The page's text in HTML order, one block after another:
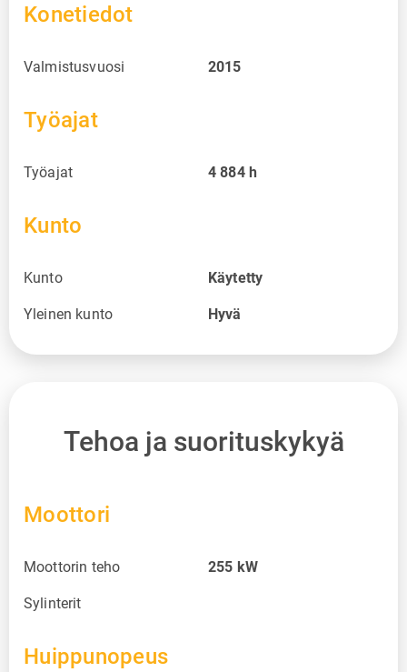
Konetiedot
Valmistusvuosi 2015
Työajat
Työajat 4 884 h
Kunto
Kunto Käytetty
Yleinen kunto Hyvä
Tehoa ja suorituskykyä
Moottori
Moottorin teho 255 kW
Sylinterit
Huippunopeus